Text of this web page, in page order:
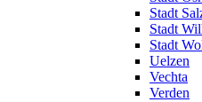
Stadt
Stadt
Stadt
Uelzen
Vechta
Verden